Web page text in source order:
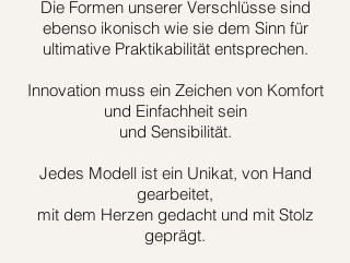
Die Formen unserer Verschlüsse sind
ebenso ikonisch wie sie dem Sinn für
ultimative Praktikabilität entsprechen.
Innovation muss ein Zeichen von Komfort
und Einfachheit sein
und Sensibilität.
Jedes Modell ist ein Unikat, von Hand
gearbeitet,
mit dem Herzen gedacht und mit Stolz
geprägt.